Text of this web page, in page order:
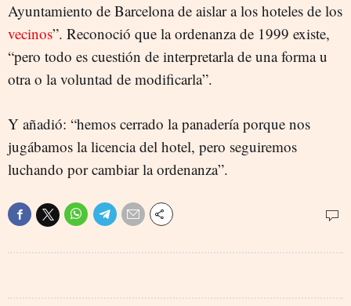
Ayuntamiento de Barcelona de aislar a los hoteles de los
vecinos”. Reconoció que la ordenanza de 1999 existe,
“pero todo es cuestión de interpretarla de una forma u
otra o la voluntad de modificarla”.
Y añadió: “hemos cerrado la panadería porque nos
jugábamos la licencia del hotel, pero seguiremos
luchando por cambiar la ordenanza”.